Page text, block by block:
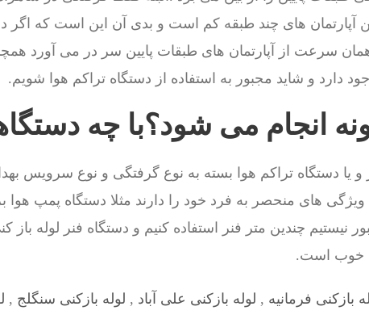
آپارتمان های چند طبقه کم است و بدی آن این است که اگر
سرعت از آپارتمان های طبقات پایین سر در می آورد
دارد و شاید مجبور به استفاده از دستگاه تراکم هوا شویم.
انجام می شود؟با چه
و یا دستگاه تراکم هوا بسته به نوع گرفتگی و نوع سرویس
های منحصر به فرد خود را دارند مثلا دستگاه پمپ هوا
نیستیم چندین متر فنر استفاده کنیم و دستگاه فنر لوله باز
خوب است.
بازکنی فرمانیه , لوله بازکنی علی آباد , لوله بازکنی سنگلج ,